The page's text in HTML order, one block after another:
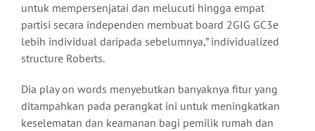
untuk mempersenjatai dan melucuti hingga empat
partisi secara independen membuat board 2GIG GC3e
lebih individual daripada sebelumnya,” individualized
structure Roberts.
Dia play on words menyebutkan banyaknya fitur yang
ditampahkan pada perangkat ini untuk meningkatkan
keselematan dan keamanan bagi pemilik rumah dan